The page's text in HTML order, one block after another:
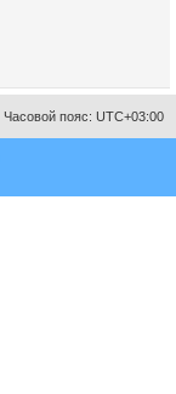
Часовой пояс: UTC+03:00